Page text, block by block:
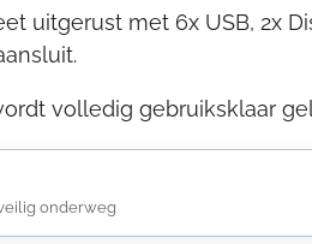
uitgerust met 6x USB, 2x
volledig gebruiksklaar
onderweg